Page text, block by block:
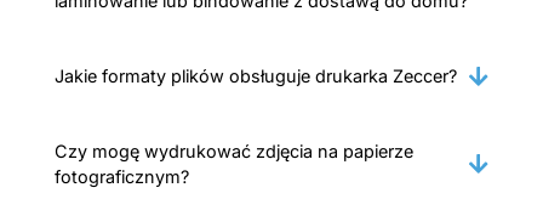
Jakie formaty plików obsługuje drukarka Zeccer?
Czy mogę wydrukować zdjęcia na papierze
fotograficznym?